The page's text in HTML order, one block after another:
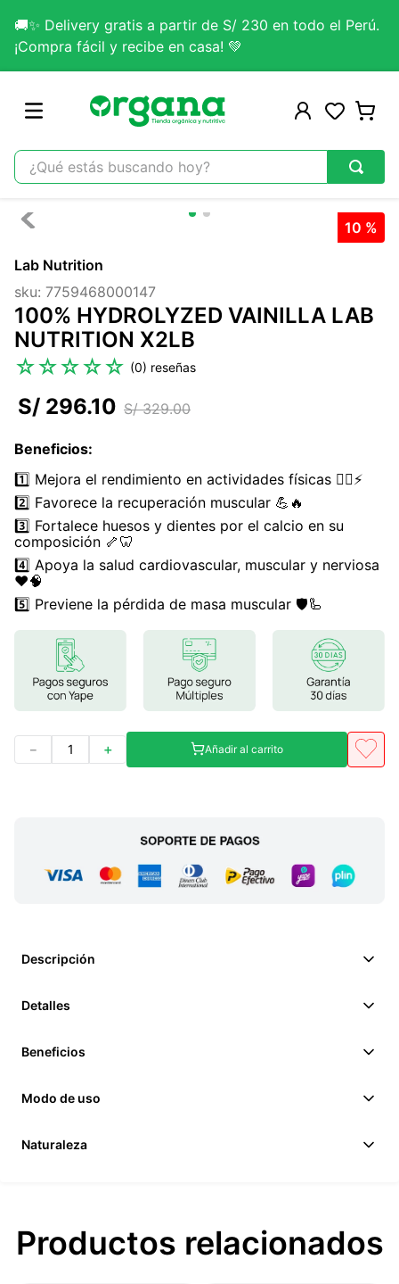
🚚✨ Delivery gratis a partir de S/ 230 en todo el Perú.
¡Compra fácil y recibe en casa! 💚
¿Qué estás buscando hoy?
TÉRMINOS MÁS BUSCADOS
2.
citrato magnesio
3.
colageno
4 .
kefir
5 .
glicinato magnesio
8.
stevia
9.
ashwagandha
10
clorofila
10 %
Lab Nutrition
sku: 7759468000147
100% HYDROLYZED VAINILLA LAB
NUTRITION X2LB
☆☆☆☆☆ (0)
S/ 329.00
S/ 296.10
Beneficios:
1️⃣ Mejora el rendimiento en actividades físicas 🏋️‍♂️⚡
2️⃣ Favorece la recuperación muscular 💪🔥
3️⃣ Fortalece huesos y dientes por el calcio en su
composición 🦴🦷
4️⃣ Apoya la salud cardiovascular, muscular y nerviosa
❤️🧠
5️⃣ Previene la pérdida de masa muscular 🛡️🦾
＋
－ Añadir al carrito
Descripción
Detalles
Beneficios
Modo de uso
Naturaleza
Productos relacionados